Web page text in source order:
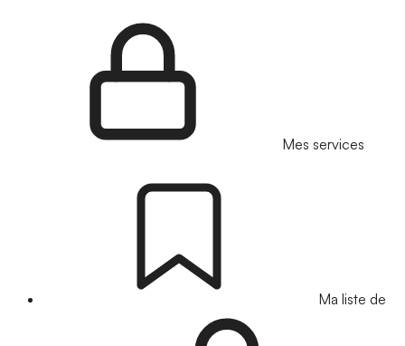
Mes services
Ma liste de